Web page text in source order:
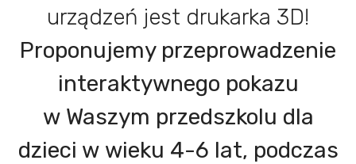
urządzeń jest drukarka 3D!
Proponujemy przeprowadzenie
interaktywnego pokazu
w Waszym przedszkolu dla
dzieci w wieku 4-6 lat, podczas